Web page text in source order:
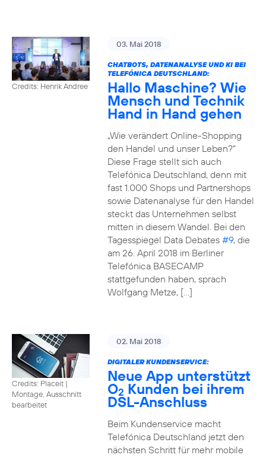
Credits: Henrik Andree
03. Mai 2018
CHATBOTS, DATENANALYSE UND KI BEI
TELEFÓNICA DEUTSCHLAND:
Hallo Maschine? Wie
Mensch und Technik
Hand in Hand gehen
„Wie verändert Online-Shopping
den Handel und unser Leben?“
Diese Frage stellt sich auch
Telefónica Deutschland, denn mit
fast 1.000 Shops und Partnershops
sowie Datenanalyse für den Handel
steckt das Unternehmen selbst
mitten in diesem Wandel. Bei den
Tagesspiegel Data Debates #9, die
am 26. April 2018 im Berliner
Telefónica BASECAMP
stattgefunden haben, sprach
Wolfgang Metze, […]
Credits: Placeit |
Montage, Ausschnitt
bearbeitet
02. Mai 2018
DIGITALER KUNDENSERVICE:
Neue App unterstützt
O2 Kunden bei ihrem
DSL-Anschluss
Beim Kundenservice macht
Telefónica Deutschland jetzt den
nächsten Schritt für mehr mobile